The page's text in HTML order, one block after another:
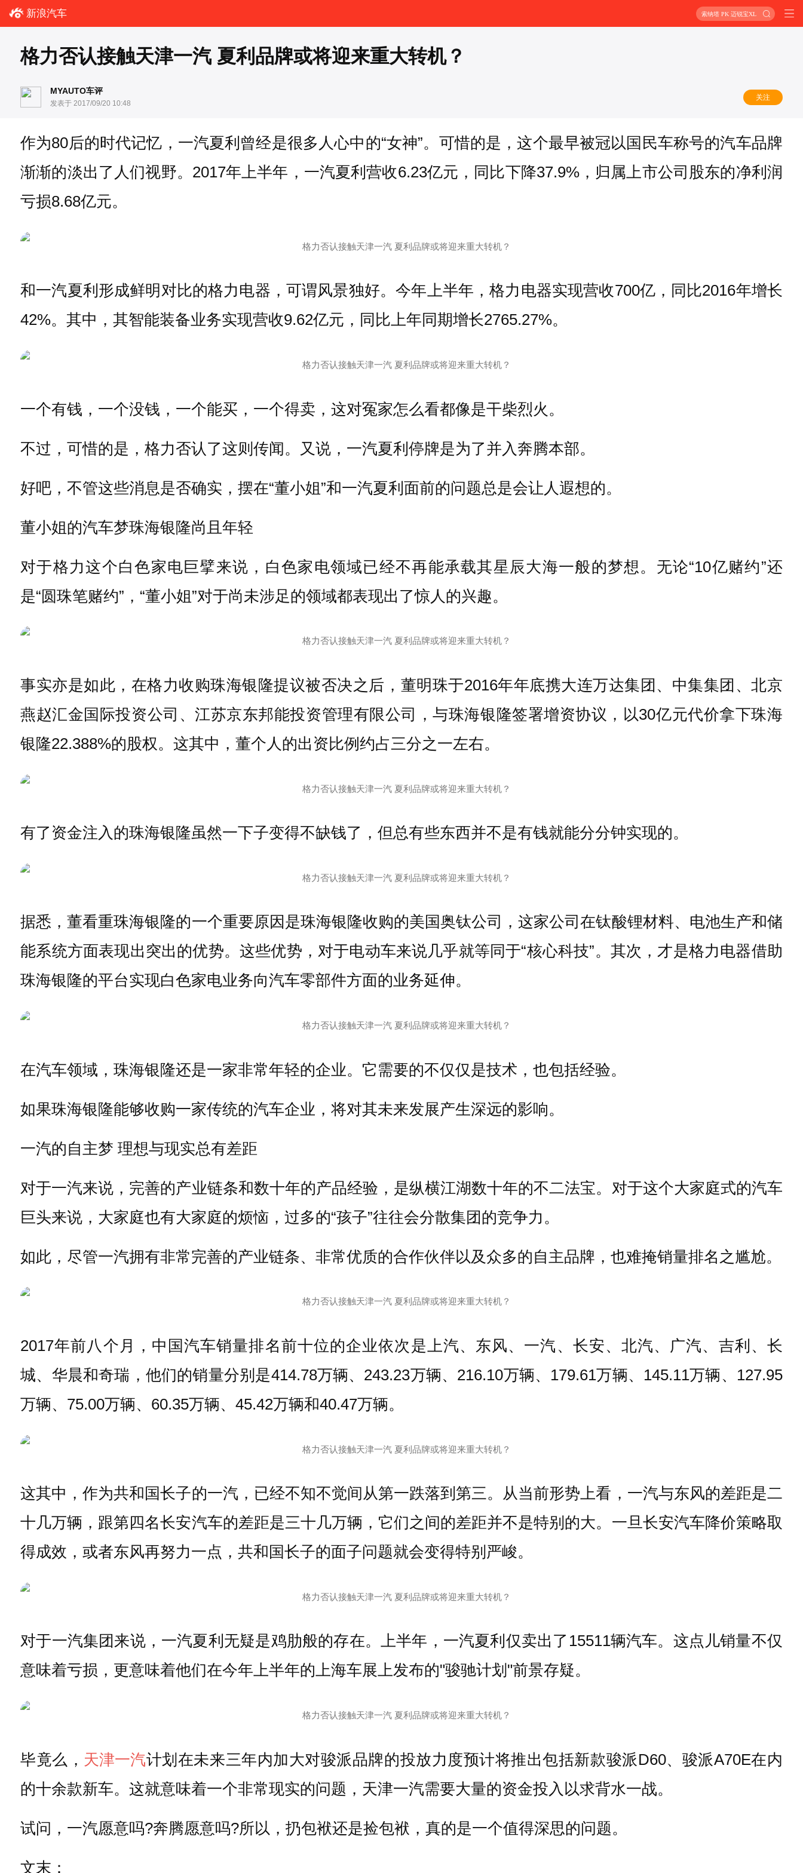
新浪汽车 索纳塔 PK 迈锐宝XL
格力否认接触天津一汽 夏利品牌或将迎来重大转机？
MYAUTO车评
发表于 2017/09/20 10:48
关注
作为80后的时代记忆，一汽夏利曾经是很多人心中的“女神”。可惜的是，这个最早被冠以国民车称号的汽车品牌
渐渐的淡出了人们视野。2017年上半年，一汽夏利营收6.23亿元，同比下降37.9%，归属上市公司股东的净利润
亏损8.68亿元。
和一汽夏利形成鲜明对比的格力电器，可谓风景独好。今年上半年，格力电器实现营收700亿，同比2016年增长
42%。其中，其智能装备业务实现营收9.62亿元，同比上年同期增长2765.27%。
一个有钱，一个没钱，一个能买，一个得卖，这对冤家怎么看都像是干柴烈火。
不过，可惜的是，格力否认了这则传闻。又说，一汽夏利停牌是为了并入奔腾本部。
好吧，不管这些消息是否确实，摆在“董小姐”和一汽夏利面前的问题总是会让人遐想的。
董小姐的汽车梦珠海银隆尚且年轻
对于格力这个白色家电巨擘来说，白色家电领域已经不再能承载其星辰大海一般的梦想。无论“10亿赌约”还
是“圆珠笔赌约”，“董小姐”对于尚未涉足的领域都表现出了惊人的兴趣。
事实亦是如此，在格力收购珠海银隆提议被否决之后，董明珠于2016年年底携大连万达集团、中集集团、北京
燕赵汇金国际投资公司、江苏京东邦能投资管理有限公司，与珠海银隆签署增资协议，以30亿元代价拿下珠海
银隆22.388%的股权。这其中，董个人的出资比例约占三分之一左右。
有了资金注入的珠海银隆虽然一下子变得不缺钱了，但总有些东西并不是有钱就能分分钟实现的。
据悉，董看重珠海银隆的一个重要原因是珠海银隆收购的美国奥钛公司，这家公司在钛酸锂材料、电池生产和储
能系统方面表现出突出的优势。这些优势，对于电动车来说几乎就等同于“核心科技”。其次，才是格力电器借助
珠海银隆的平台实现白色家电业务向汽车零部件方面的业务延伸。
在汽车领域，珠海银隆还是一家非常年轻的企业。它需要的不仅仅是技术，也包括经验。
如果珠海银隆能够收购一家传统的汽车企业，将对其未来发展产生深远的影响。
一汽的自主梦 理想与现实总有差距
对于一汽来说，完善的产业链条和数十年的产品经验，是纵横江湖数十年的不二法宝。对于这个大家庭式的汽车
巨头来说，大家庭也有大家庭的烦恼，过多的“孩子”往往会分散集团的竞争力。
如此，尽管一汽拥有非常完善的产业链条、非常优质的合作伙伴以及众多的自主品牌，也难掩销量排名之尴尬。
2017年前八个月，中国汽车销量排名前十位的企业依次是上汽、东风、一汽、长安、北汽、广汽、吉利、长
城、华晨和奇瑞，他们的销量分别是414.78万辆、243.23万辆、216.10万辆、179.61万辆、145.11万辆、127.95
万辆、75.00万辆、60.35万辆、45.42万辆和40.47万辆。
这其中，作为共和国长子的一汽，已经不知不觉间从第一跌落到第三。从当前形势上看，一汽与东风的差距是二
十几万辆，跟第四名长安汽车的差距是三十几万辆，它们之间的差距并不是特别的大。一旦长安汽车降价策略取
得成效，或者东风再努力一点，共和国长子的面子问题就会变得特别严峻。
对于一汽集团来说，一汽夏利无疑是鸡肋般的存在。上半年，一汽夏利仅卖出了15511辆汽车。这点儿销量不仅
意味着亏损，更意味着他们在今年上半年的上海车展上发布的"骏驰计划"前景存疑。
毕竟么， 天津一汽计划在未来三年内加大对骏派品牌的投放力度预计将推出包括新款骏派D60、骏派A70E在内
的十余款新车。这就意味着一个非常现实的问题，天津一汽需要大量的资金投入以求背水一战。
试问，一汽愿意吗?奔腾愿意吗?所以，扔包袱还是捡包袱，真的是一个值得深思的问题。
文末：